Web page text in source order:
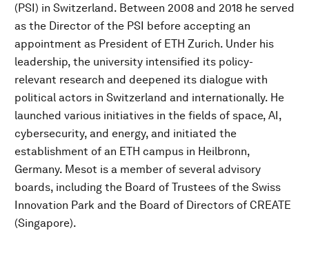
(PSI) in Switzerland. Between 2008 and 2018 he served
as the Director of the PSI before accepting an
appointment as President of ETH Zurich. Under his
leadership, the university intensified its policy-
relevant research and deepened its dialogue with
political actors in Switzerland and internationally. He
launched various initiatives in the fields of space, AI,
cybersecurity, and energy, and initiated the
establishment of an ETH campus in Heilbronn,
Germany. Mesot is a member of several advisory
boards, including the Board of Trustees of the Swiss
Innovation Park and the Board of Directors of CREATE
(Singapore).